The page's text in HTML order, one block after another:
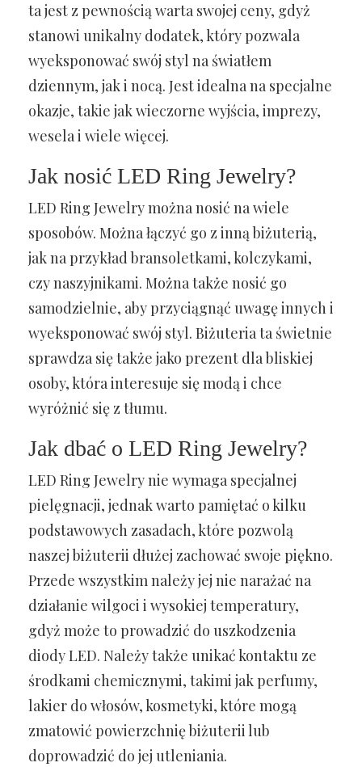
ta jest z pewnością warta swojej ceny, gdyż
stanowi unikalny dodatek, który pozwala
wyeksponować swój styl na światłem
dziennym, jak i nocą. Jest idealna na specjalne
okazje, takie jak wieczorne wyjścia, imprezy,
wesela i wiele więcej.
Jak nosić LED Ring Jewelry?
LED Ring Jewelry można nosić na wiele
sposobów. Można łączyć go z inną biżuterią,
jak na przykład bransoletkami, kolczykami,
czy naszyjnikami. Można także nosić go
samodzielnie, aby przyciągnąć uwagę innych i
wyeksponować swój styl. Biżuteria ta świetnie
sprawdza się także jako prezent dla bliskiej
osoby, która interesuje się modą i chce
wyróżnić się z tłumu.
Jak dbać o LED Ring Jewelry?
LED Ring Jewelry nie wymaga specjalnej
pielęgnacji, jednak warto pamiętać o kilku
podstawowych zasadach, które pozwolą
naszej biżuterii dłużej zachować swoje piękno.
Przede wszystkim należy jej nie narażać na
działanie wilgoci i wysokiej temperatury,
gdyż może to prowadzić do uszkodzenia
diody LED. Należy także unikać kontaktu ze
środkami chemicznymi, takimi jak perfumy,
lakier do włosów, kosmetyki, które mogą
zmatowić powierzchnię biżuterii lub
doprowadzić do jej utleniania.